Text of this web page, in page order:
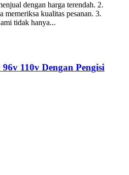
dengan harga terendah. 2.
kualitas pesanan. 3.
tidak hanya...
110v Dengan Pengisi